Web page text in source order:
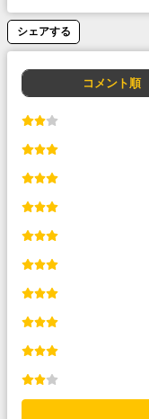
シェアする
コメント順